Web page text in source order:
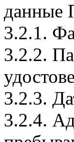
данные
3.2.1.
3.2.2.
3.2.3.
3.2.4.